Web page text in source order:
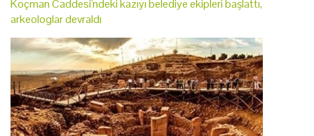
Koçman Caddesi'ndeki kazıyı belediye ekipleri başlattı,
arkeologlar devraldı